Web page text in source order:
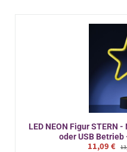
LED NEON Figur STERN
oder USB
11,09 €